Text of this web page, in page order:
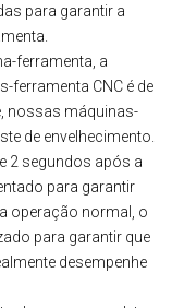
para garantir a
ferramenta, a
ferramenta CNC é de
nossas máquinas-
de envelhecimento.
2 segundos após a
para garantir
operação normal, o
para garantir que
desempenhe